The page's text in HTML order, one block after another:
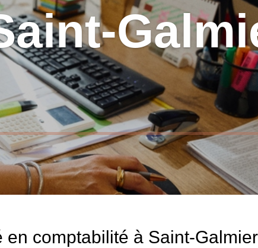
comptabilité à Saint-Galmier